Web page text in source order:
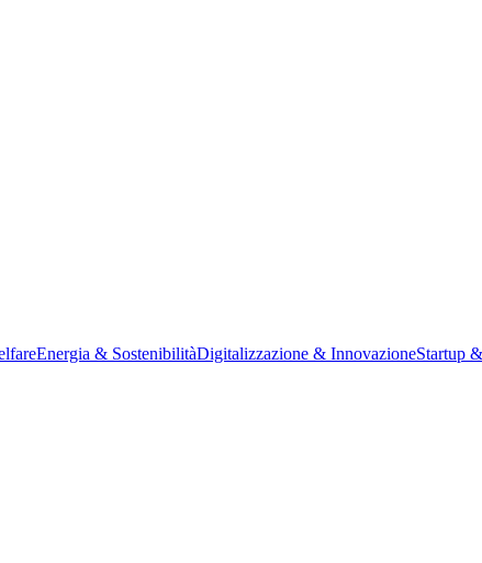
Energia & SostenibilitàDigitalizzazione & InnovazioneStartup